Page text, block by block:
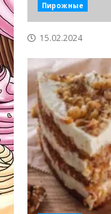
Пирожные
15.02.2024